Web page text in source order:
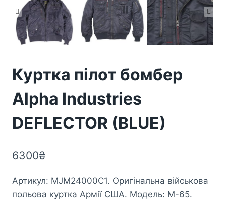
Куртка пілот бомбер
Alpha Industries
DEFLECTOR (BLUE)
6300₴
Артикул: MJM24000C1. Оригінальна військова
польова куртка Армії США. Модель: М-65.